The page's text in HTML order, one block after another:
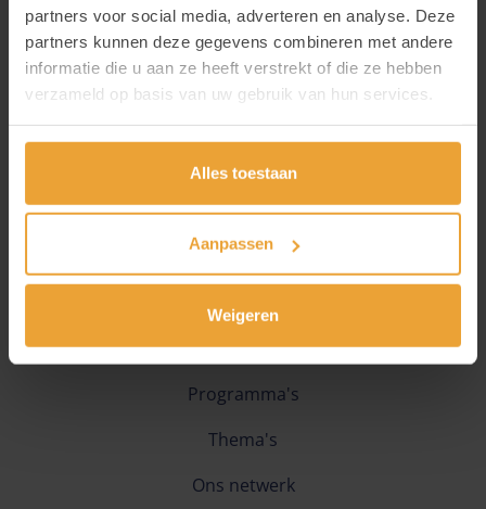
partners voor social media, adverteren en analyse. Deze
partners kunnen deze gegevens combineren met andere
informatie die u aan ze heeft verstrekt of die ze hebben
verzameld op basis van uw gebruik van hun services.
Alles toestaan
Aanpassen
Weigeren
Programma's
Thema's
Ons netwerk